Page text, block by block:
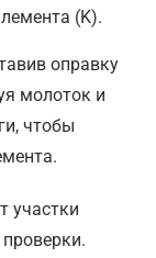
(K).
оправку
молоток и
чтобы
участки